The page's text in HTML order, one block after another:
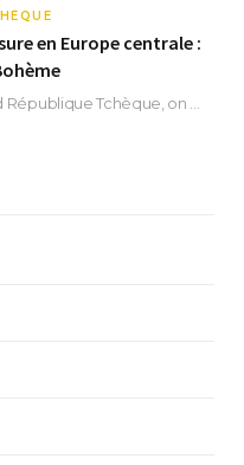
en Europe centrale :